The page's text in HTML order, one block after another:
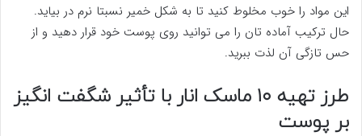
این مواد را خوب مخلوط کنید تا به شکل خمیر نسبتا نرم در بیاید.
حال ترکیب آماده تان را می توانید روی پوست خود قرار دهید و از
حس تازگی آن لذت ببرید.
طرز تهیه ۱۰ ماسک انار با تأثیر شگفت انگیز
بر پوست